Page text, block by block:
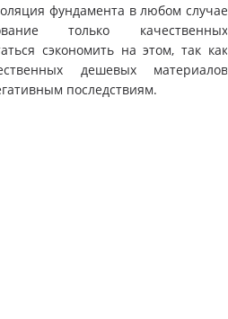
фундамента в любом случае
только качественных
сэкономить на этом, так как
дешевых материалов
последствиям.